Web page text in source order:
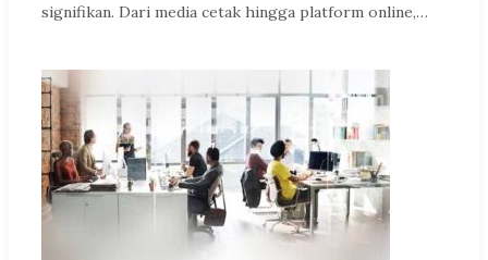
signifikan. Dari media cetak hingga platform online,…